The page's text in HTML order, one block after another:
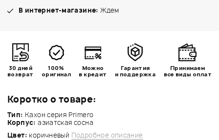
Коротко о товаре:
Тип: Кахон серия Primero
Корпус:азиатская сосна
Цвет: коричневый Подробное описание
В интернет-магазине: Ждем
30 дней
возврат
100%
оригинал
Можно
в кредит
Гарантия
и поддержка
Принимаем
все виды оплат